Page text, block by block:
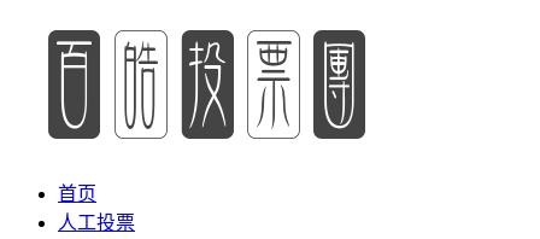
首页
人工投票